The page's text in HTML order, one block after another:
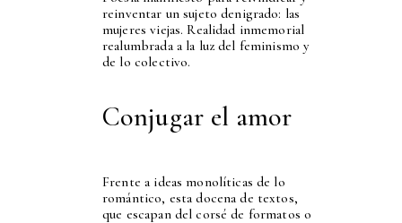
reinventar un sujeto denigrado: las
mujeres viejas. Realidad inmemorial
realumbrada a la luz del feminismo y
de lo colectivo.
Conjugar el amor
Frente a ideas monolíticas de lo
romántico, esta docena de textos,
que escapan del corsé de formatos o